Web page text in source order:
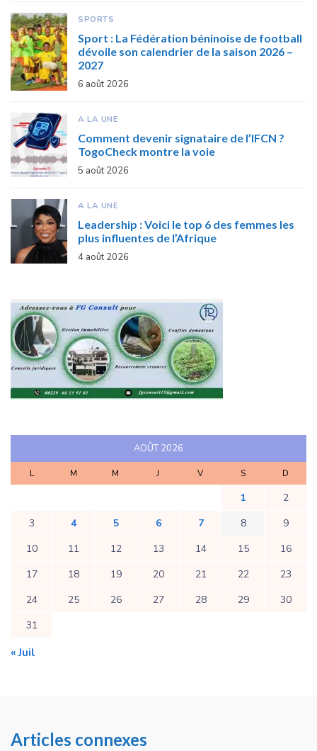
SPORTS
Sport : La Fédération béninoise de football
dévoile son calendrier de la saison 2026 –
2027
6 août 2026
A LA UNE
Comment devenir signataire de l’IFCN ?
TogoCheck montre la voie
5 août 2026
A LA UNE
Leadership : Voici le top 6 des femmes les
plus influentes de l’Afrique
4 août 2026
AOÛT 2026
L M M J V S D
1
2
3
4 5 6 7 8
9
10
11 12 13 14 15
16
17
18 19 20 21 22
23
24
25 26 27 28 29
30
31
« Juil
Articles connexes